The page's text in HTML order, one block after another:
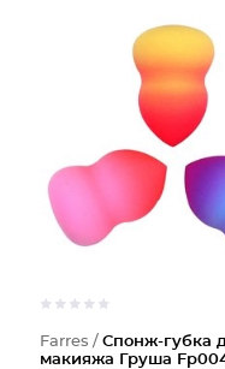
Farres / Cпонж-губка
макияжа Груша